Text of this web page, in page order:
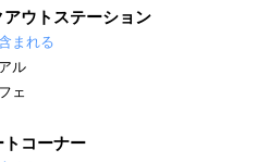
アウトステーション
まれる
ル
ェ
コーナー